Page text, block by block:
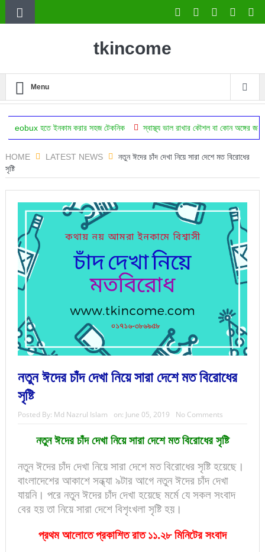
tkincome
Menu
ইনকাম করার সহজ টেকনিক স্বাস্থ্য ভাল রাখার কৌশল বা কোন অঙ্গের জন্য কোন অভ্যাস
HOME LATEST NEWS
নতুন ঈদের চাঁদ দেখা নিয়ে সারা দেশে মত বিরোধের
সৃষ্টি
নতুন ঈদের চাঁদ দেখা নিয়ে সারা দেশে মত বিরোধের
সৃষ্টি
Posted By: Md Nazrul Islam on: June 05, 2019 No Comments
নতুন ঈদের চাঁদ দেখা নিয়ে সারা দেশে মত বিরোধের সৃষ্টি
নতুন ঈদের চাঁদ দেখা নিয়ে সারা দেশে মত বিরোধের সৃষ্টি হয়েছে।
বাংলাদেশের আকাশে সন্ধ্যা ৯টার আগে নতুন ঈদের চাঁদ দেখা
যায়নি। পরে নতুন ঈদের চাঁদ দেখা হয়েছে মর্মে যে সকল সংবাদ
বের হয় তা নিয়ে সারা দেশে বিশৃংখলা সৃষ্টি হয়।
প্রথম আলোতে প্রকাশিত রাত ১১.২৮ মিনিটের সংবাদ